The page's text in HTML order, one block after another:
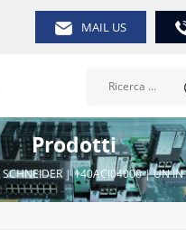
MAIL US
Prodotti
SCHNEIDER | 140ACI04000 | UN IN